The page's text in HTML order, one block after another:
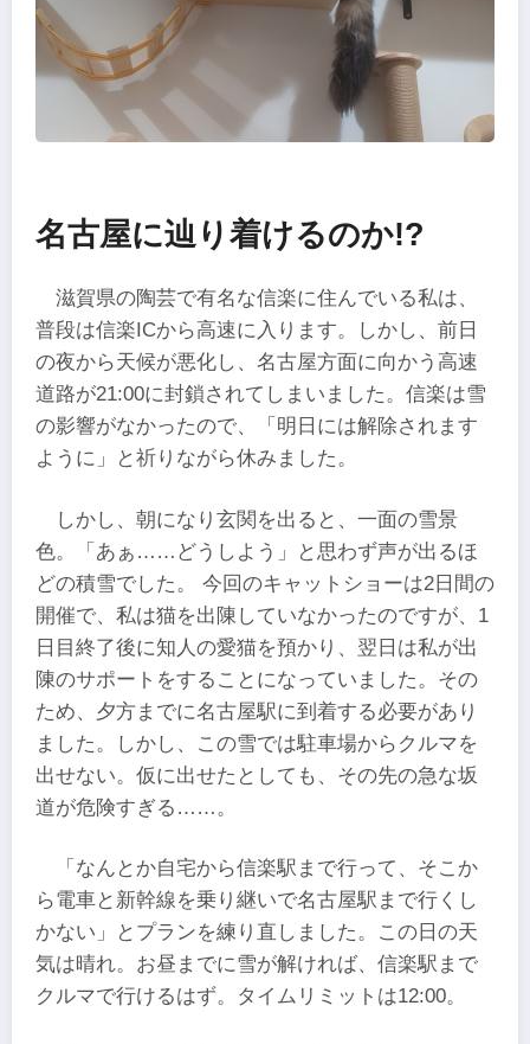
名古屋に辿り着けるのか!?
滋賀県の陶芸で有名な信楽に住んでいる私は、
普段は信楽ICから高速に入ります。しかし、前日
の夜から天候が悪化し、名古屋方面に向かう高速
道路が21:00に封鎖されてしまいました。信楽は雪
の影響がなかったので、「明日には解除されます
ように」と祈りながら休みました。
しかし、朝になり玄関を出ると、一面の雪景
色。「あぁ……どうしよう」と思わず声が出るほ
どの積雪でした。 今回のキャットショーは2日間の
開催で、私は猫を出陳していなかったのですが、1
日目終了後に知人の愛猫を預かり、翌日は私が出
陳のサポートをすることになっていました。その
ため、夕方までに名古屋駅に到着する必要があり
ました。しかし、この雪では駐車場からクルマを
出せない。仮に出せたとしても、その先の急な坂
道が危険すぎる……。
「なんとか自宅から信楽駅まで行って、そこか
ら電車と新幹線を乗り継いで名古屋駅まで行くし
かない」とプランを練り直しました。この日の天
気は晴れ。お昼までに雪が解ければ、信楽駅まで
クルマで行けるはず。タイムリミットは12:00。